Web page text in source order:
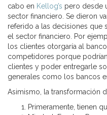
cabo en Kellog’s pero desde
sector financiero. Se dieron
referido a las decisiones que
el sector financiero. Por
los clientes otorgaría al
competidores porque
clientes y poder entregarle
generales como los bancos
Asimismo, la transformación
Primeramente, tienen